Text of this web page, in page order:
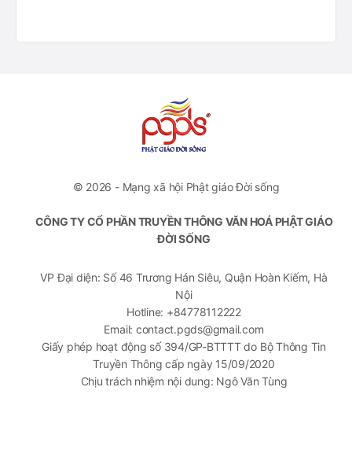
© 2026 - Mạng xã hội Phật giáo Đời sống
CÔNG TY CỔ PHẦN TRUYỀN THÔNG VĂN HOÁ PHẬT GIÁO
ĐỜI SỐNG
VP Đại diện: Số 46 Trương Hán Siêu, Quận Hoàn Kiếm, Hà
Nội
Hotline: +84778112222
Email: contact.pgds@gmail.com
Giấy phép hoạt động số 394/GP-BTTTT do Bộ Thông Tin
Truyền Thông cấp ngày 15/09/2020
Chịu trách nhiệm nội dung: Ngô Văn Tùng